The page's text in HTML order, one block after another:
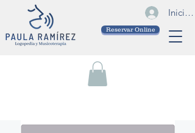
Reservar Online
Iniciar